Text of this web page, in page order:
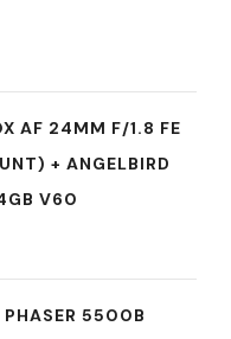
AF 24MM F/1.8 FE
+ ANGELBIRD
V60
PHASER 5500B